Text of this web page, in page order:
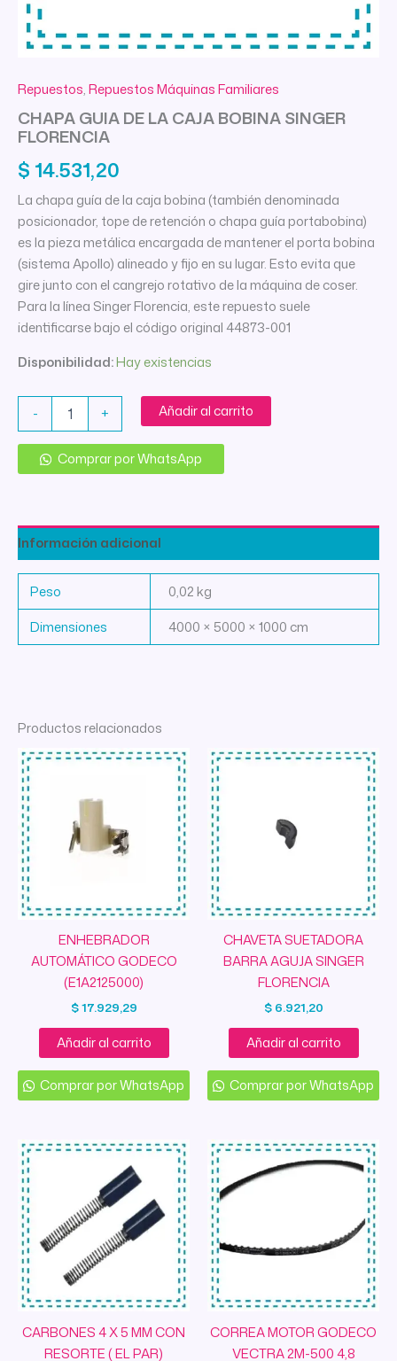
Repuestos,Repuestos Máquinas Familiares
CHAPA GUIA DE LA CAJA BOBINA SINGER
FLORENCIA
$ 14.531,20
La chapa guía de la caja bobina (también denominada
posicionador, tope de retención o chapa guía portabobina)
es la pieza metálica encargada de mantener el porta bobina
(sistema Apollo) alineado y fijo en su lugar. Esto evita que
gire junto con el cangrejo rotativo de la máquina de coser.
Para la línea Singer Florencia, este repuesto suele
identificarse bajo el código original 44873-001
Disponibilidad:Hay existencias
-
GUIA
CAJA
FLORENCIA
cantidad
+ Añadir al carrito
Comprar por WhatsApp
Información adicional
Peso
0,02 kg
Dimensiones
4000 × 5000 × 1000 cm
Productos relacionados
ENHEBRADOR
AUTOMÁTICO GODECO
(E1A2125000)
$17.929,29
Añadir al carrito
Comprar por WhatsApp
CHAVETA SUETADORA
BARRA AGUJA SINGER
FLORENCIA
$6.921,20
Añadir al carrito
Comprar por WhatsApp
CARBONES 4 X 5 MM CON
RESORTE ( EL PAR)
CORREA MOTOR GODECO
VECTRA 2M-500 4,8